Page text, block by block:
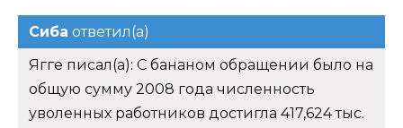
Сиба ответил(а)
Ягге писал(а): С бананом обращении было на
общую сумму 2008 года численность
уволенных работников достигла 417,624 тыс.